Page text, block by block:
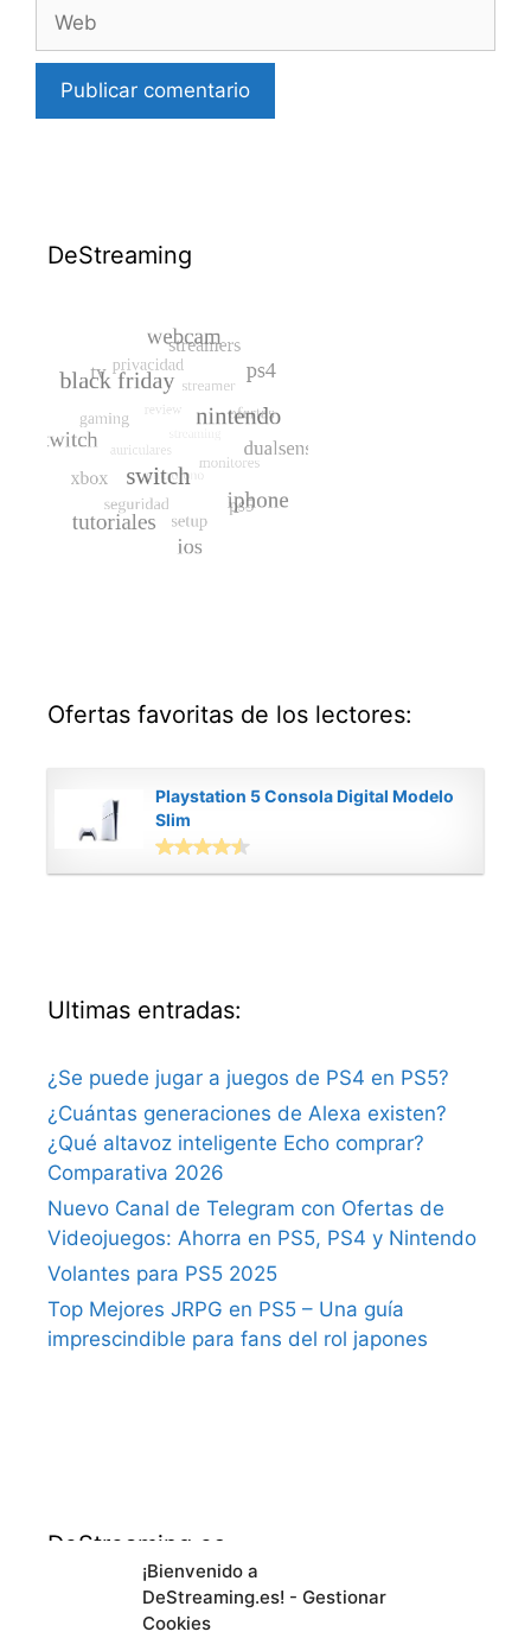
¡Bienvenido a
DeStreaming.es! - Gestionar
Cookies
DeStreaming
Ofertas favoritas de los lectores:
Playstation 5 Consola Digital Modelo
Slim
Ultimas entradas:
¿Se puede jugar a juegos de PS4 en PS5?
¿Cuántas generaciones de Alexa existen?
¿Qué altavoz inteligente Echo comprar?
Comparativa 2026
Nuevo Canal de Telegram con Ofertas de
Videojuegos: Ahorra en PS5, PS4 y Nintendo
Volantes para PS5 2025
Top Mejores JRPG en PS5 – Una guía
imprescindible para fans del rol japones
DeStreaming.es
En calidad de afiliado de Amazon, obtengo